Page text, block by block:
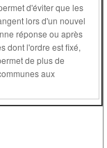
que les
lors d'un nouvel
aux